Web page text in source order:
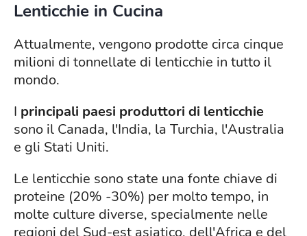
Lenticchie in Cucina
Attualmente, vengono prodotte circa cinque
milioni di tonnellate di lenticchie in tutto il
mondo.
I principali paesi produttori di lenticchie
sono il Canada, l'India, la Turchia, l'Australia
e gli Stati Uniti.
Le lenticchie sono state una fonte chiave di
proteine (20% -30%) per molto tempo, in
molte culture diverse, specialmente nelle